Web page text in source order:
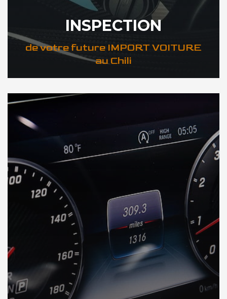
INSPECTION
de votre future IMPORT VOITURE
au Chili
DÉCOUVREZ VOTRE INSPECTION AUTO au Chili